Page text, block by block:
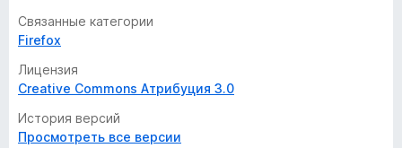
Связанные категории
Firefox
Лицензия
Creative Commons Атрибуция 3.0
История версий
Просмотреть все версии